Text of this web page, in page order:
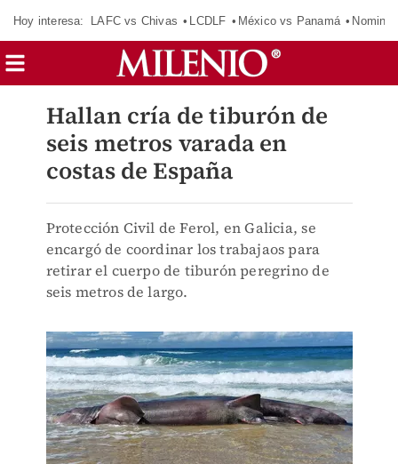
Hoy interesa: LAFC vs Chivas LCDLF México vs Panamá
Hallan cría de tiburón de
seis metros varada en
costas de España
Protección Civil de Ferol, en Galicia, se
encargó de coordinar los trabajaos para
retirar el cuerpo de tiburón peregrino de
seis metros de largo.